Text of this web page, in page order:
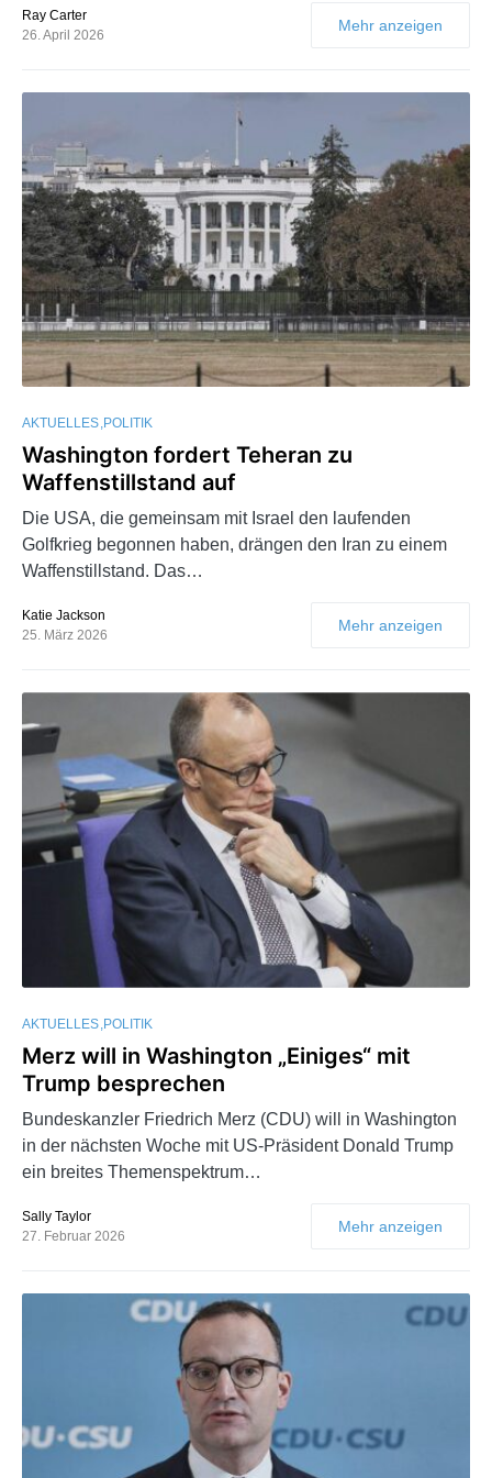
Ray Carter
26. April 2026
Mehr anzeigen
AKTUELLES POLITIK
Washington fordert Teheran zu
Waffenstillstand auf
Die USA, die gemeinsam mit Israel den laufenden
Golfkrieg begonnen haben, drängen den Iran zu einem
Waffenstillstand. Das…
Katie Jackson
25. März 2026
Mehr anzeigen
AKTUELLES POLITIK
Merz will in Washington „Einiges“ mit
Trump besprechen
Bundeskanzler Friedrich Merz (CDU) will in Washington
in der nächsten Woche mit US-Präsident Donald Trump
ein breites Themenspektrum…
Sally Taylor
27. Februar 2026
Mehr anzeigen